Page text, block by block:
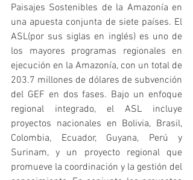
Paisajes Sostenibles de la Amazonía en
una apuesta conjunta de siete países. El
ASL(por sus siglas en inglés) es uno de
los mayores programas regionales en
ejecución en la Amazonía, con un total de
203.7 millones de dólares de subvención
del GEF en dos fases. Bajo un enfoque
regional integrado, el ASL incluye
proyectos nacionales en Bolivia, Brasil,
Colombia, Ecuador, Guyana, Perú y
Surinam, y un proyecto regional que
promueve la coordinación y la gestión del